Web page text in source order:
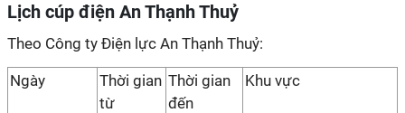
Lịch cúp điện An Thạnh Thuỷ
Theo Công ty Điện lực An Thạnh Thuỷ:
Ngày
Thời gian
từ
Thời gian
đến
Khu vực